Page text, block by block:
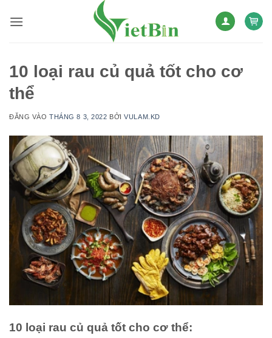
qua
10 loại rau củ quả tốt cho cơ
thể
ĐĂNG VÀOTHÁNG 8 3, 2022 BỞIVULAM.KD
10 loại rau củ quả tốt cho cơ thể: